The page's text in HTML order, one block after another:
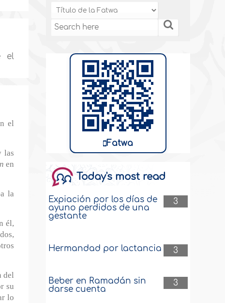
el
el
las
en
la
él,
del
su
lo
Fatwa
Today's most read
3
Expiación por los días de
ayuno perdidos de una
gestante
3
Hermandad por lactancia
3
Beber en Ramadán sin
darse cuenta